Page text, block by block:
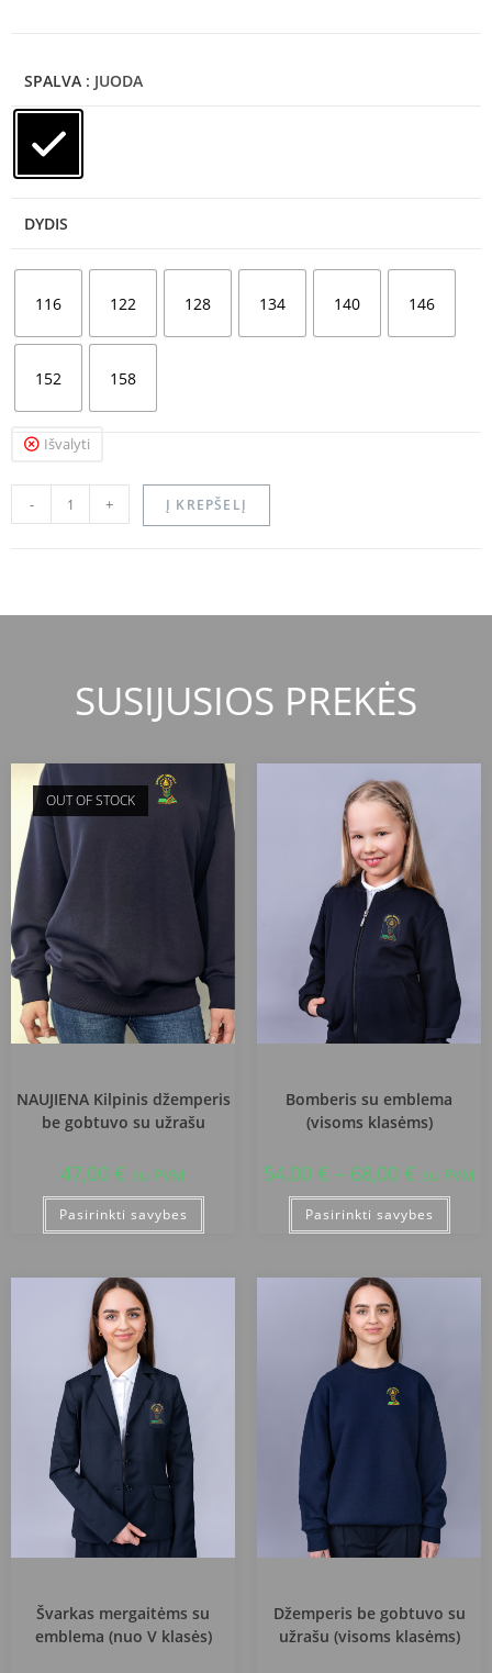
SPALVA : JUODA
DYDIS
116 122 128 134 140 146
152 158
Išvalyti
- + Į KREPŠELĮ
SUSIJUSIOS PREKĖS
OUT OF STOCK
NAUJIENA Kilpinis džemperis
be gobtuvo su užrašu
47,00 € su PVM
Pasirinkti savybes
Bomberis su emblema
(visoms klasėms)
54,00 € – 68,00 € su PVM
Pasirinkti savybes
Švarkas mergaitėms su
emblema (nuo V klasės)
Džemperis be gobtuvo su
užrašu (visoms klasėms)